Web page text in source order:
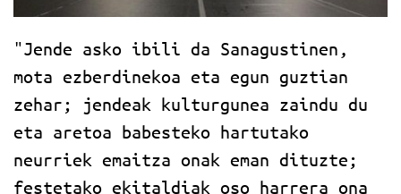
"Jende asko ibili da Sanagustinen,
mota ezberdinekoa eta egun guztian
zehar; jendeak kulturgunea zaindu du
eta aretoa babesteko hartutako
neurriek emaitza onak eman dituzte;
festetako ekitaldiak oso harrera ona